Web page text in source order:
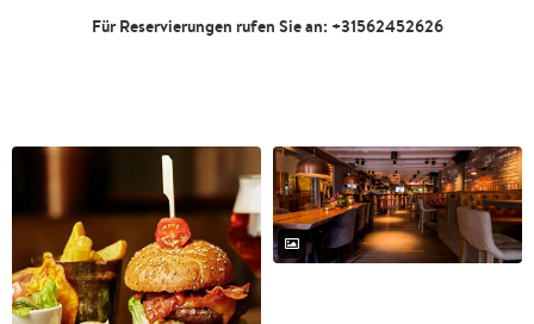
Für Reservierungen rufen Sie an: +31562452626